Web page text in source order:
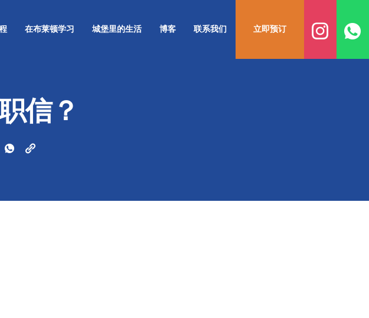
在布莱顿学习 城堡里的生活 博客 联系我们 立即预订
信？